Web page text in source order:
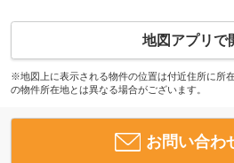
地図アプリで
※地図上に表示される物件の位置は付近住所に所
の物件所在地とは異なる場合がございます。
お問い合わ